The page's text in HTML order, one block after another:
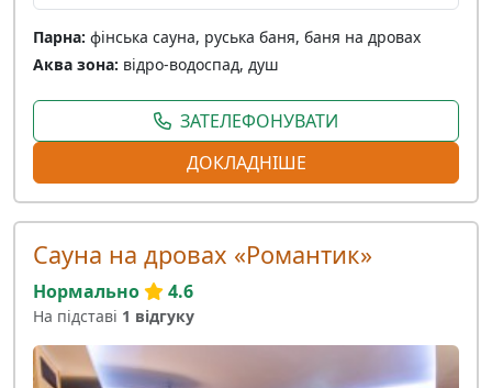
Парна: фінська сауна, руська баня, баня на дровах
Аква зона: відро-водоспад, душ
ЗАТЕЛЕФОНУВАТИ
ДОКЛАДНІШЕ
Сауна на дровах «Романтик»
Нормально 4.6
На підставі 1 відгуку